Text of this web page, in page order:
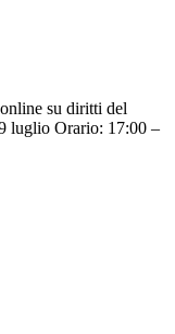
su diritti del
luglio Orario: 17:00 –